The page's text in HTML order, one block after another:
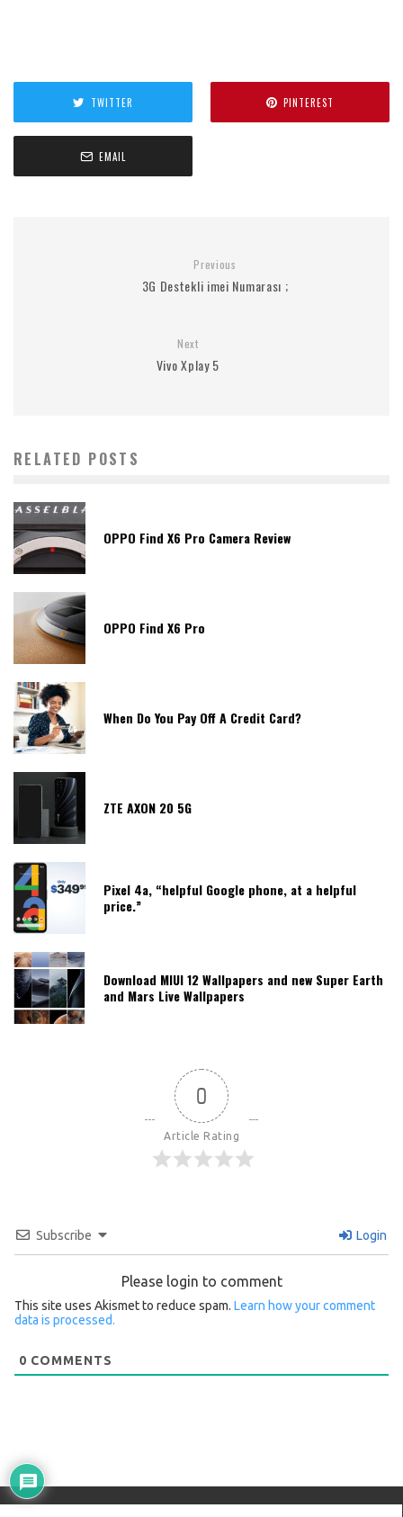
TWITTER PINTEREST
EMAIL
Previous
3G Destekli imei Numarası ;
Next
Vivo Xplay 5
RELATED POSTS
OPPO Find X6 Pro Camera Review
OPPO Find X6 Pro
When Do You Pay Off A Credit Card?
ZTE AXON 20 5G
Pixel 4a, “helpful Google phone, at a helpful
price.”
Download MIUI 12 Wallpapers and new Super Earth
and Mars Live Wallpapers
0
Article Rating
Subscribe Login
Please login to comment
This site uses Akismet to reduce spam. Learn how your comment
data is processed.
0 COMMENTS